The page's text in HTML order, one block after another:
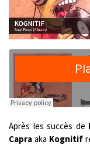
Après les succès de
Capra aka Kognitif